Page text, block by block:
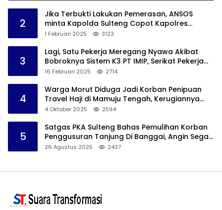
2
Jika Terbukti Lakukan Pemerasan, ANSOS
minta Kapolda Sulteng Copot Kapolres
Bangkep
1 Februari 2025 3123
3
Lagi, Satu Pekerja Meregang Nyawa Akibat
Bobroknya Sistem K3 PT IMIP, Serikat Pekerja
Akan Lakukan Demo
16 Februari 2025 2714
4
Warga Morut Diduga Jadi Korban Penipuan
Travel Haji di Mamuju Tengah, Kerugiannya
Ditaksir Capai Rp 800 juta
4 Oktober 2025 2594
5
Satgas PKA Sulteng Bahas Pemulihan Korban
Penggusuran Tanjung Di Banggai, Angin Segar
Bagi Warga
26 Agustus 2025 2437